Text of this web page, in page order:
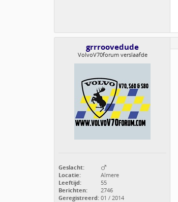
grrroovedude
VolvoV70forum verslaafde
Geslacht:
Locatie:
Almere
Leeftijd:
55
Berichten:
2746
Geregistreerd: 01 / 2014